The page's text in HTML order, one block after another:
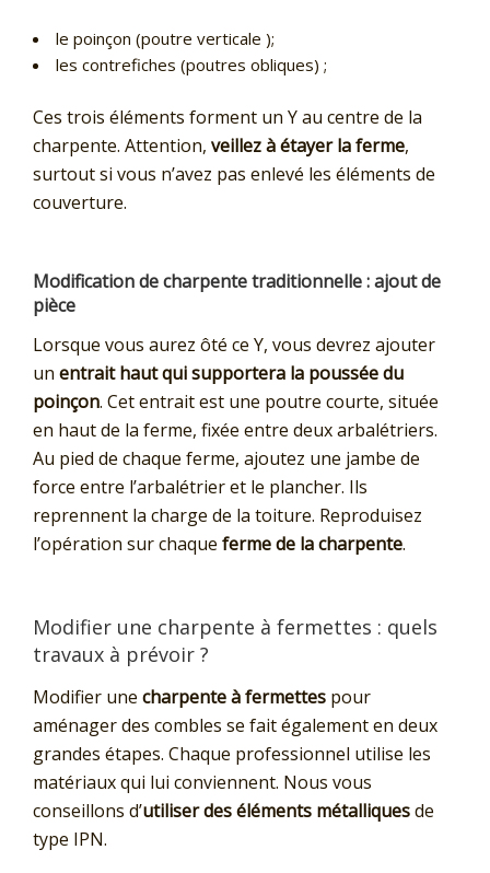
le poinçon (poutre verticale );
les contrefiches (poutres obliques) ;
Ces trois éléments forment un Y au centre de la
charpente. Attention, veillez à étayer la ferme,
surtout si vous n’avez pas enlevé les éléments de
couverture.
Modification de charpente traditionnelle : ajout de
pièce
Lorsque vous aurez ôté ce Y, vous devrez ajouter
un entrait haut qui supportera la poussée du
poinçon. Cet entrait est une poutre courte, située
en haut de la ferme, fixée entre deux arbalétriers.
Au pied de chaque ferme, ajoutez une jambe de
force entre l’arbalétrier et le plancher. Ils
reprennent la charge de la toiture. Reproduisez
l’opération sur chaque ferme de la charpente.
Modifier une charpente à fermettes : quels
travaux à prévoir ?
Modifier une charpente à fermettes pour
aménager des combles se fait également en deux
grandes étapes. Chaque professionnel utilise les
matériaux qui lui conviennent. Nous vous
conseillons d’utiliser des éléments métalliquesde
type IPN.